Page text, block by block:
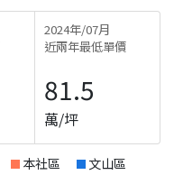
2024年/07月
近兩年最低單價
81.5
萬/坪
本社區 文山區